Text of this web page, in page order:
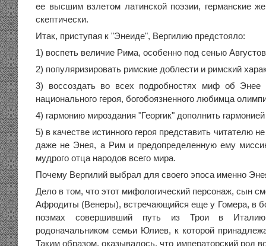
ее высшим взлетом латинской поэзии, германские
скептически.
Итак, приступая к "Энеиде", Вергилию предстояло:
1) воспеть величие Рима, особенно под сенью
2) популяризировать римские доблести и римский
3) воссоздать во всех подробностях миф об Энее
национального героя, богобоязненного любимца
4) гармонию мироздания "Георгик" дополнить
5) в качестве истинного героя представить читателю
даже не Энея, а Рим и предопределенную ему
мудрого отца народов всего мира.
Почему Вергилий выбрал для своего эпоса именно
Дело в том, что этот мифологический персонаж, сын
Афродиты (Венеры), встречающийся еще у Гомера, в
поэмах совершивший путь из Трои в
родоначальником семьи Юлиев, к которой
Таким образом, оказывалось, что императорский род